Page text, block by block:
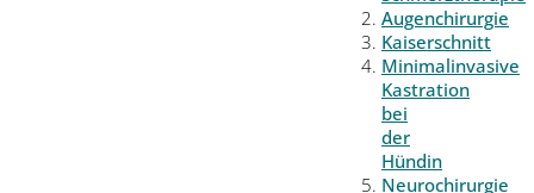
Augenchirurgie
Kaiserschnitt
Minimalinvasive
Kastration
bei
der
Hündin
Neurochirurgie